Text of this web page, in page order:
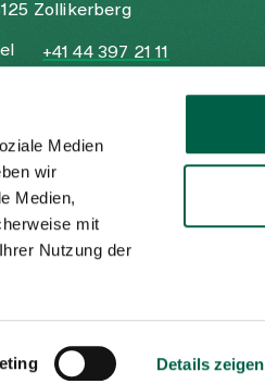
Medien
wir
Medien,
mit
Nutzung der
Details zeigen
Zollikerberg
+41 44 397 21 11